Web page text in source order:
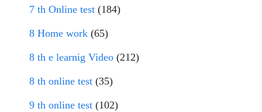
7 th Online test (184)
8 Home work (65)
8 th e learnig Video (212)
8 th online test (35)
9 th online test (102)